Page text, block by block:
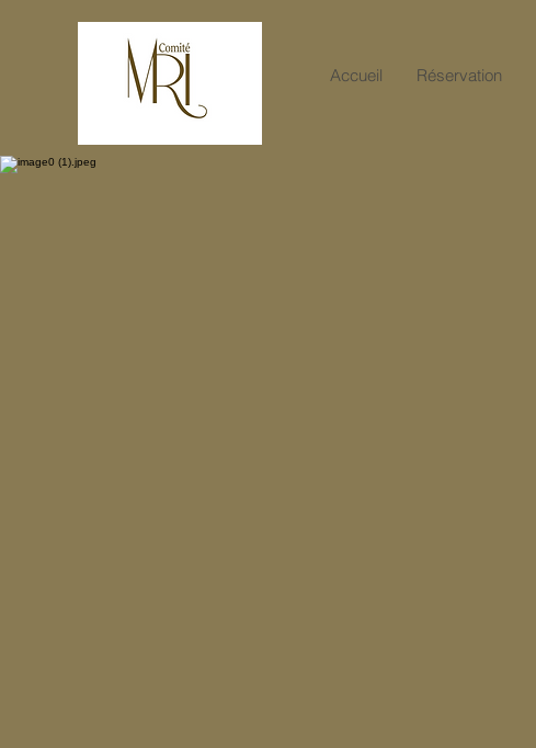
Accueil Réservation